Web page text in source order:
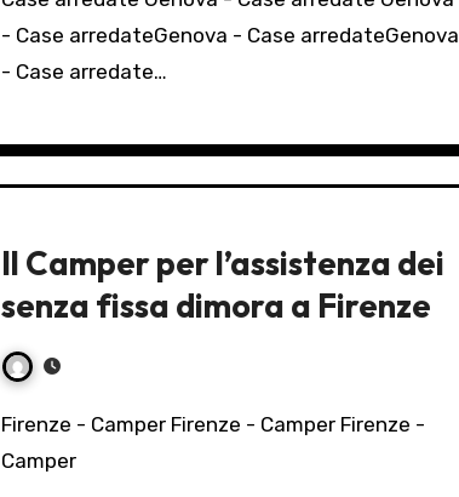
- Case arredateGenova - Case arredateGenova
- Case arredate…
Il Camper per l’assistenza dei
senza fissa dimora a Firenze
Firenze - Camper Firenze - Camper Firenze -
Camper